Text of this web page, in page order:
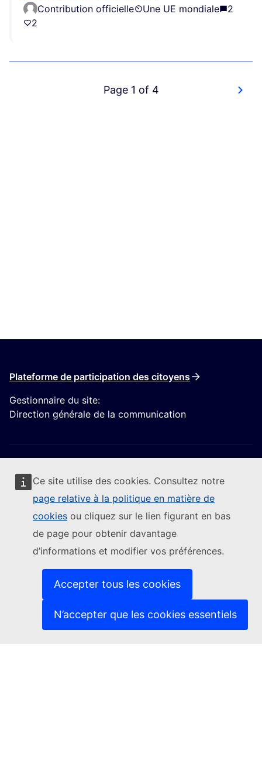
Ce site utilise des cookies. Consultez notre
page relative à la politique en matière de
cookies ou cliquez sur le lien figurant en bas
de page pour obtenir davantage
d’informations et modifier vos préférences.
Accepter tous les cookies
N’accepter que les cookies essentiels
Contribution officielle Une UE mondiale
2
2
Page 1 of 4
Plateforme de participation des citoyens
Gestionnaire du site:
Direction générale de la communication
Suivre la Commission européenne
Nous contacter(Lien externe)
Signaler une vulnérabilité informatique(Lien externe)
Les langues sur nos sites web(Lien externe)
(Lien externe)
Protection de la vie privée
Avis juridique
(Lien externe)